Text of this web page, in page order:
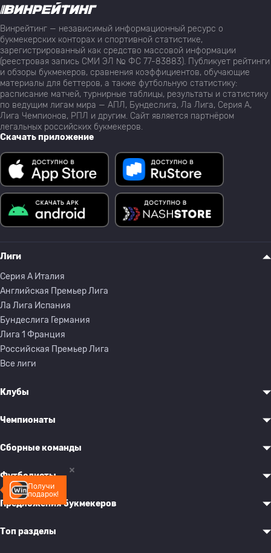
Получи
подарок!
Винрейтинг — независимый информационный ресурс о
букмекерских конторах и спортивной статистике,
зарегистрированный как средство массовой информации
(реестровая запись СМИ ЭЛ № ФС 77-83883). Публикует рейтинги
и обзоры букмекеров, сравнения коэффициентов, обучающие
материалы для беттеров, а также футбольную статистику:
расписание матчей, турнирные таблицы, результаты и статистику
по ведущим лигам мира — АПЛ, Бундеслига, Ла Лига, Серия А,
Лига Чемпионов, РПЛ и другим. Сайт является партнёром
легальных российских букмекеров.
Скачать приложение
Лиги
Серия A Италия
Английская Премьер Лига
Ла Лига Испания
Бундеслига Германия
Лига 1 Франция
Российская Премьер Лига
Все лиги
Клубы
Чемпионаты
Сборные команды
Футболисты
Предложения букмекеров
Топ разделы